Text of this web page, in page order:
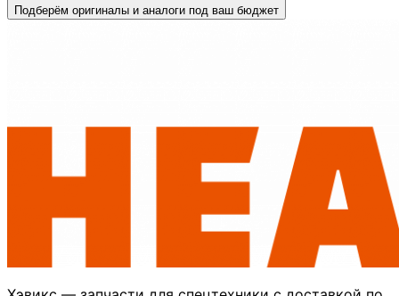
Подберём оригиналы и аналоги под ваш бюджет